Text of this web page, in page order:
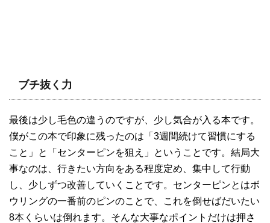
ブチ抜く力
最後は少し毛色の違うのですが、少し気合が入る本です。
僕がこの本で印象に残ったのは「3週間続けて習慣にする
こと」と「センターピンを狙え」ということです。結局大
事なのは、行きたい方向をある程度定め、集中して行動
し、少しずつ改善していくことです。センターピンとはボ
ウリングの一番前のピンのことで、これを倒せばだいたい
8本くらいは倒れます。そんな大事なポイントだけは押さ